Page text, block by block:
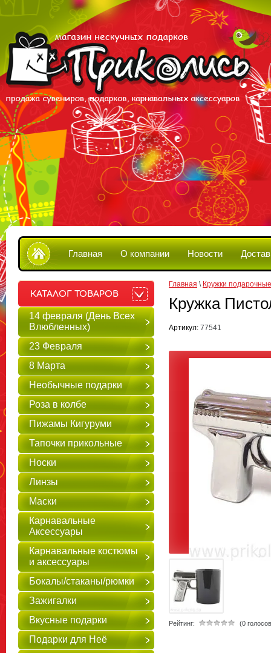
Главная О компании Новости
КАТАЛОГ ТОВАРОВ
14 февраля (День Всех
Влюбленных)
23 Февраля
8 Марта
Необычные подарки
Роза в колбе
Пижамы Кигуруми
Тапочки прикольные
Носки
Линзы
Маски
Карнавальные
Аксессуары
Карнавальные костюмы
и аксессуары
Бокалы/стаканы/рюмки
Зажигалки
Вкусные подарки
Подарки для Неё
Главная \ Кружки подарочные
Кружка
Артикул: 77541
Рейтинг: (0